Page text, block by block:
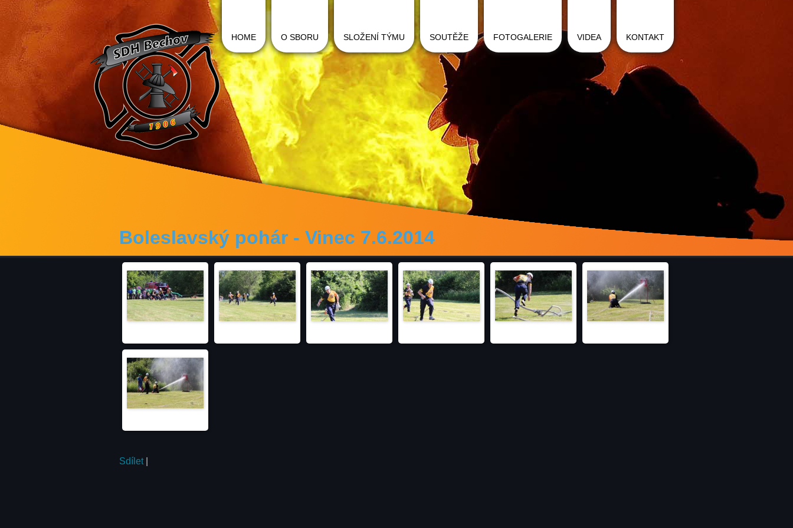
HOME O SBORU SLOŽENÍ TÝMU SOUTĚŽE FOTOGALERIE VIDEA KONTAKT
Boleslavský pohár - Vinec 7.6.2014
Sdílet